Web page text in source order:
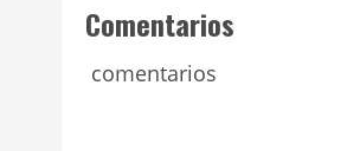
Comentarios
comentarios